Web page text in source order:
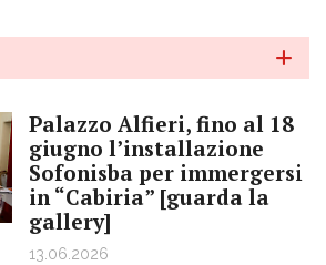
Palazzo Alfieri, fino al 18
giugno l’installazione
Sofonisba per immergersi
in “Cabiria” [guarda la
gallery]
13.06.2026